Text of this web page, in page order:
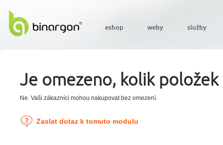
Je omezeno, kolik
Ne. Vaši zákazníci mohou nakupovat bez omezení.
Zaslat dotaz k tomuto modulu
eshop weby služby